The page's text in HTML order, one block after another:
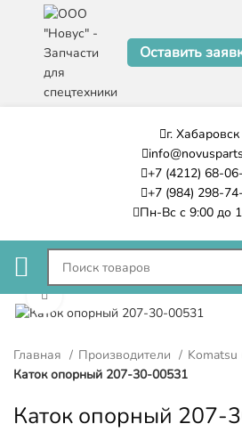
Оставить
г. Хабаровск
+7 (4212) 68-
+7 (984) 298-
Пн-Вс с 9:00 до
Нажмите, чтобы увеличить
Главная Производители
Komatsu
Каток опорный 207-30-00531
Каток опорный 207-